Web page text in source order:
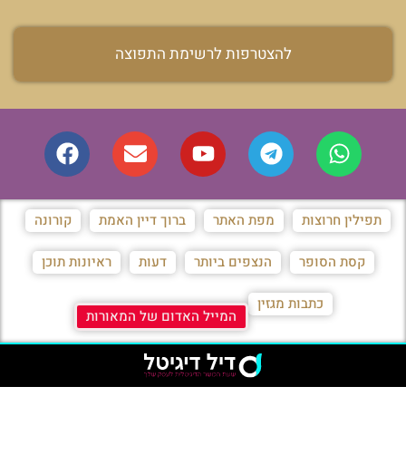
להצטרפות לרשימת התפוצה
תפילין חרוצות מפת האתר ברוך דיין האמת קורונה
קסת הסופר הנצפים ביותר דעות ראיונות תוכן
כתבות מגזין
המייל האדום של המאורות